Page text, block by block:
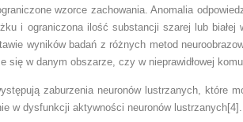
wzorce zachowania. Anomalia
i ograniczona ilość substancji szarej lub
wyników badań z różnych metod
się w danym obszarze, czy w nieprawidłowej
zaburzenia neuronów lustrzanych, które
w dysfunkcji aktywności neuronów lustrzanych[4].